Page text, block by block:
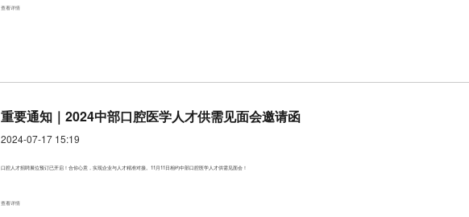
查看详情
重要通知｜2024中部口腔医学人才供需见面会邀请函
2024-07-17 15:19
口腔人才招聘展位预订已开启！合你心意，实现企业与人才精准对接。11月11日相约中部口腔医学人才供需见面会！
查看详情